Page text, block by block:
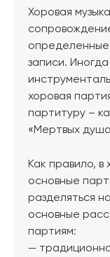
Хоровая
записи.
хоровая
партитуру –
«Мертвых
Как правило,
основные
разделяться
основные
партиям:
—